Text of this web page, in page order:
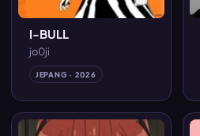
I-BULL
jo0ji
JEPANG · 2026